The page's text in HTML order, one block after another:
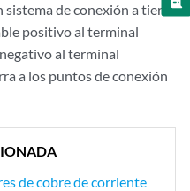
sistema de conexión a tierra
positivo al terminal
al terminal
a los puntos de conexión
de cobre de corriente